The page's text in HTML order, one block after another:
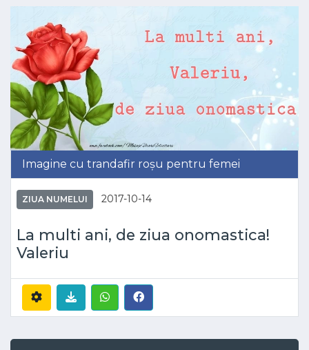
Imagine cu trandafir roșu pentru femei
ZIUA NUMELUI 2017-10-14
La multi ani, de ziua onomastica!
Valeriu